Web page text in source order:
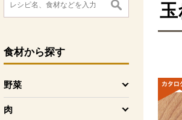
食材から探す
野菜
を開く
肉
を開く